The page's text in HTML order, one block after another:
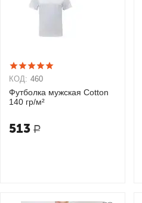
КОД: 460
Футболка мужская Cotton
140 гр/м²
513 Р